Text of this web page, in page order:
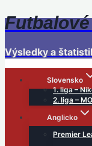
Skip
to
Výsledky a
Slovensko
1. liga –
2. liga –
Anglicko
Premier